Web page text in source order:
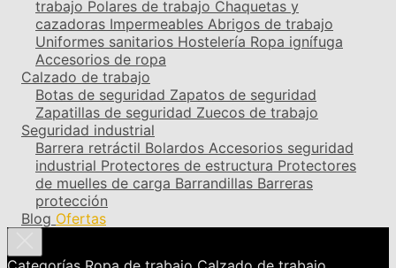
trabajo Polares de trabajo Chaquetas y
cazadoras Impermeables Abrigos de trabajo
Uniformes sanitarios Hostelería Ropa ignífuga
Accesorios de ropa
Calzado de trabajo
Botas de seguridad Zapatos de seguridad
Zapatillas de seguridad Zuecos de trabajo
Seguridad industrial
Barrera retráctil Bolardos Accesorios seguridad
industrial Protectores de estructura Protectores
de muelles de carga Barrandillas Barreras
protección
Blog Ofertas